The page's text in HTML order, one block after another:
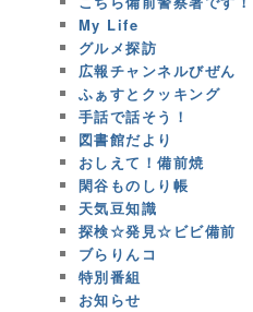
My Life
グルメ探訪
広報チャンネルびぜん
ふぁすとクッキング
手話で話そう！
図書館だより
おしえて！備前焼
閑谷ものしり帳
天気豆知識
探検☆発見☆ビビ備前
ブらりんコ
特別番組
お知らせ